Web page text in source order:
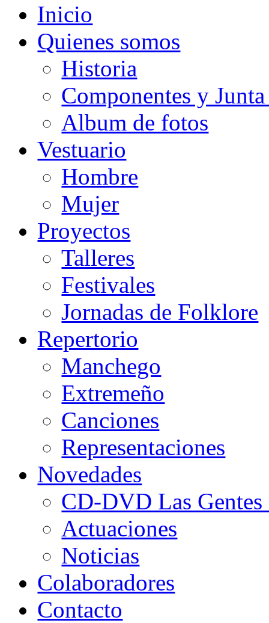
Inicio
Quienes somos
Historia
Componentes y
Album de fotos
Vestuario
Hombre
Mujer
Proyectos
Talleres
Festivales
Jornadas de Folklore
Repertorio
Manchego
Extremeño
Canciones
Representaciones
Novedades
CD-DVD Las Gentes
Actuaciones
Noticias
Colaboradores
Contacto